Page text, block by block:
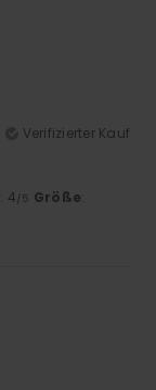
Verifizierter Kauf
: 4/5 Größe: